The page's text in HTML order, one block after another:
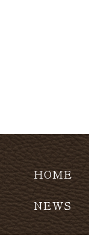
HOME
NEWS